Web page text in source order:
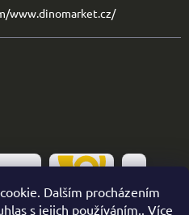
Dalším procházením
s jejich používáním.. Více
www.dinomarket.cz/